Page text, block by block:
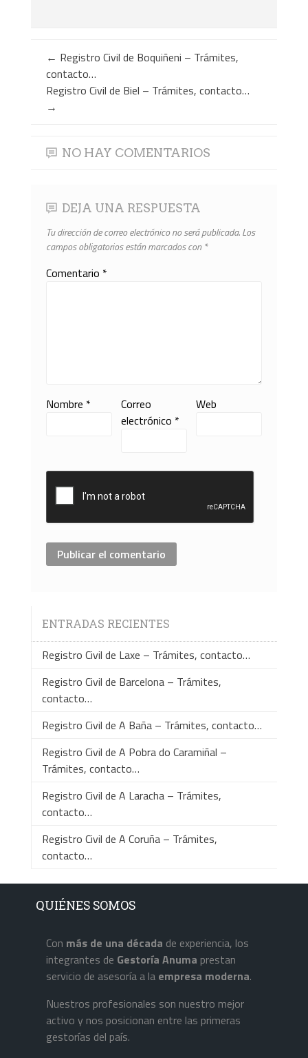
← Registro Civil de Boquiñeni – Trámites,
contacto…
Registro Civil de Biel – Trámites, contacto…
→
NO HAY COMENTARIOS
DEJA UNA RESPUESTA
Tu dirección de correo electrónico no será publicada.Los
campos obligatorios están marcados con *
Comentario *
Nombre *
Correo
electrónico *
Web
ENTRADAS RECIENTES
Registro Civil de Laxe – Trámites, contacto…
Registro Civil de Barcelona – Trámites,
contacto…
Registro Civil de A Baña – Trámites, contacto…
Registro Civil de A Pobra do Caramiñal –
Trámites, contacto…
Registro Civil de A Laracha – Trámites,
contacto…
Registro Civil de A Coruña – Trámites,
contacto…
QUIÉNES SOMOS
Con más de una década de experiencia, los
integrantes de Gestoría Anuma prestan
servicio de asesoría a la empresa moderna.
Nuestros profesionales son nuestro mejor
activo y nos posicionan entre las primeras
gestorías del país.